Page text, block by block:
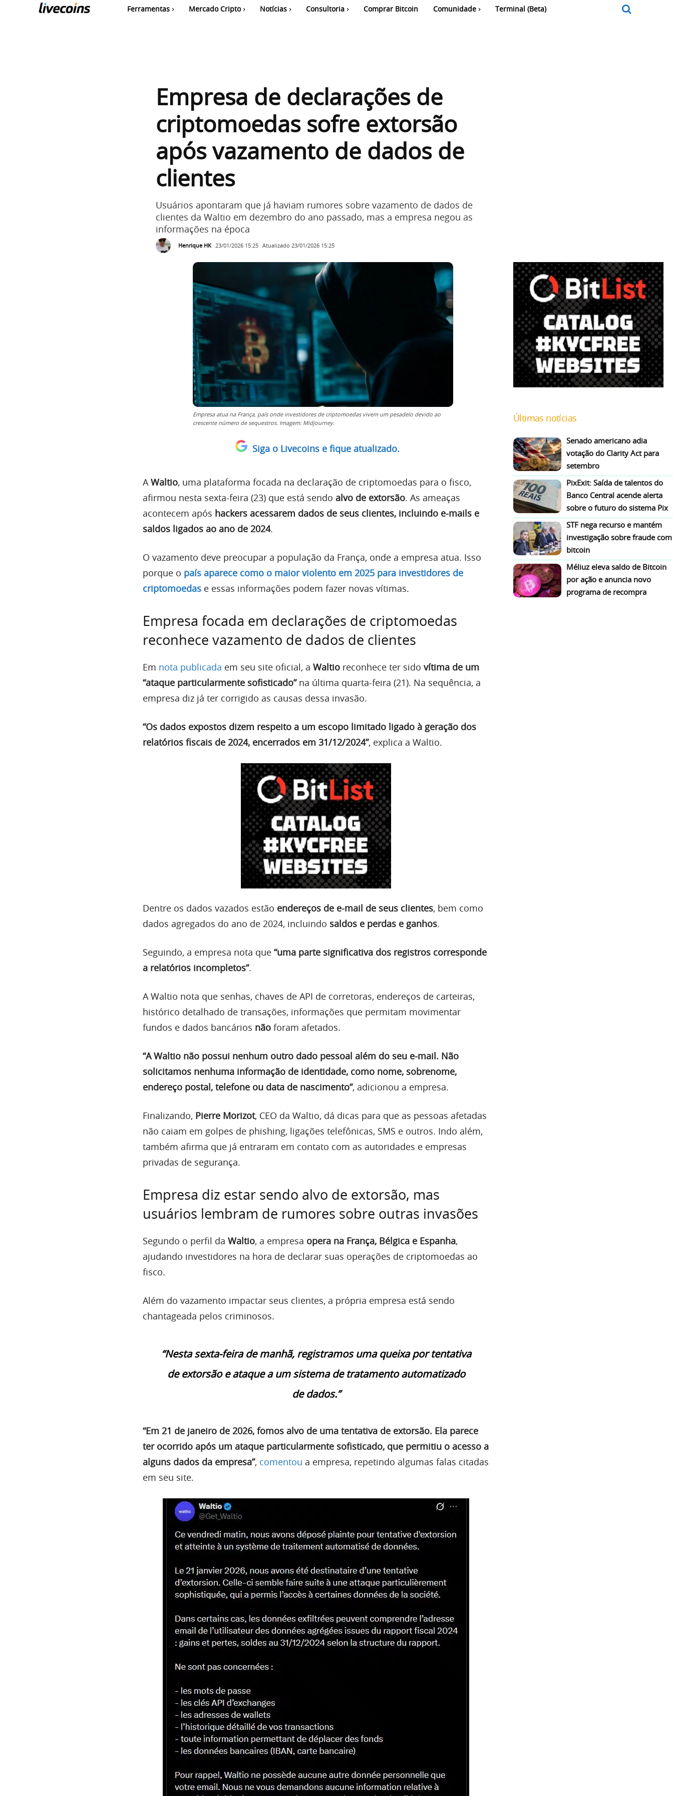
Ferramentas Mercado Cripto Notícias Consultoria Comprar Bitcoin Comunidade Terminal (Beta)
Empresa de declarações de
criptomoedas sofre extorsão
após vazamento de dados de
clientes
Usuários apontaram que já haviam rumores sobre vazamento de dados de
clientes da Waltio em dezembro do ano passado, mas a empresa negou as
informações na época
Henrique HK 23/01/2026 15:25 Atualizado 23/01/2026 15:25
Empresa atua na França, país onde investidores de criptomoedas vivem um pesadelo devido ao
crescente número de sequestros. Imagem: Midjourney.
Siga o Livecoins e fique atualizado.
AWaltio, uma plataforma focada na declaração de criptomoedas para o fisco,
afirmou nesta sexta-feira (23) que está sendo alvo de extorsão. As ameaças
acontecem após hackers acessarem dados de seus clientes, incluindo e-mails e
saldos ligados ao ano de 2024.
O vazamento deve preocupar a população da França, onde a empresa atua. Isso
porque o país aparece como o maior violento em 2025 para investidores de
criptomoedas e essas informações podem fazer novas vítimas.
Empresa focada em declarações de criptomoedas
reconhece vazamento de dados de clientes
Em nota publicada em seu site oficial, a Waltio reconhece ter sido vítima de um
“ataque particularmente sofisticado”na última quarta-feira (21). Na sequência, a
empresa diz já ter corrigido as causas dessa invasão.
“Os dados expostos dizem respeito a um escopo limitado ligado à geração dos
relatórios fiscais de 2024, encerrados em 31/12/2024”, explica a Waltio.
Dentre os dados vazados estão endereços de e-mail de seus clientes, bem como
dados agregados do ano de 2024, incluindo saldos e perdas e ganhos.
Seguindo, a empresa nota que “uma parte significativa dos registros corresponde
a relatórios incompletos”.
A Waltio nota que senhas, chaves de API de corretoras, endereços de carteiras,
histórico detalhado de transações, informações que permitam movimentar
fundos e dados bancários não foram afetados.
“A Waltio não possui nenhum outro dado pessoal além do seu e-mail. Não
solicitamos nenhuma informação de identidade, como nome, sobrenome,
endereço postal, telefone ou data de nascimento”, adicionou a empresa.
Finalizando, Pierre Morizot, CEO da Waltio, dá dicas para que as pessoas afetadas
não caiam em golpes de phishing, ligações telefônicas, SMS e outros. Indo além,
também afirma que já entraram em contato com as autoridades e empresas
privadas de segurança.
Empresa diz estar sendo alvo de extorsão, mas
usuários lembram de rumores sobre outras invasões
Segundo o perfil da Waltio, a empresa opera na França, Bélgica e Espanha,
ajudando investidores na hora de declarar suas operações de criptomoedas ao
fisco.
Além do vazamento impactar seus clientes, a própria empresa está sendo
chantageada pelos criminosos.
“Nesta sexta-feira de manhã, registramos uma queixa por tentativa
de extorsão e ataque a um sistema de tratamento automatizado
de dados.”
“Em 21 de janeiro de 2026, fomos alvo de uma tentativa de extorsão. Ela parece
ter ocorrido após um ataque particularmente sofisticado, que permitiu o acesso a
alguns dados da empresa”, comentou a empresa, repetindo algumas falas citadas
em seu site.
Últimas notícias
Senado americano adia
votação do Clarity Act para
setembro
PixExit: Saída de talentos do
Banco Central acende alerta
sobre o futuro do sistema Pix
STF nega recurso e mantém
investigação sobre fraude com
bitcoin
Méliuz eleva saldo de Bitcoin
por ação e anuncia novo
programa de recompra